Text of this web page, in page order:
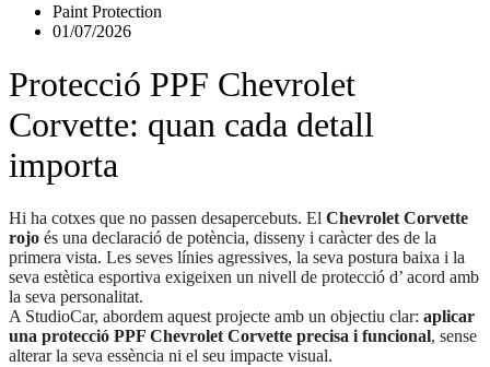
Paint Protection
01/07/2026
Protecció PPF Chevrolet
Corvette: quan cada detall
importa
Hi ha cotxes que no passen desapercebuts. El Chevrolet Corvette
rojo és una declaració de potència, disseny i caràcter des de la
primera vista. Les seves línies agressives, la seva postura baixa i la
seva estètica esportiva exigeixen un nivell de protecció d’ acord amb
la seva personalitat.
A StudioCar, abordem aquest projecte amb un objectiu clar: aplicar
una protecció PPF Chevrolet Corvette precisa i funcional, sense
alterar la seva essència ni el seu impacte visual.